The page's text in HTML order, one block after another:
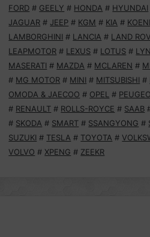
FORD # GEELY # HONDA # HYUNDAI
JAGUAR # JEEP # KGM # KIA #
LAMBORGHINI # LANCIA # LAND
LEAPMOTOR # LEXUS # LOTUS #
MASERATI # MAZDA # MCLAREN #
# MG MOTOR # MINI # MITSUBISHI #
OMODA & JAECOO # OPEL #
# RENAULT # ROLLS-ROYCE # SAAB
# SKODA # SMART # SSANGYONG #
SUZUKI # TESLA # TOYOTA #
VOLVO # XPENG # ZEEKR